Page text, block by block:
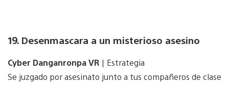
19. Desenmascara a un misterioso asesino
Cyber Danganronpa VR | Estrategia
Se juzgado por asesinato junto a tus compañeros de clase